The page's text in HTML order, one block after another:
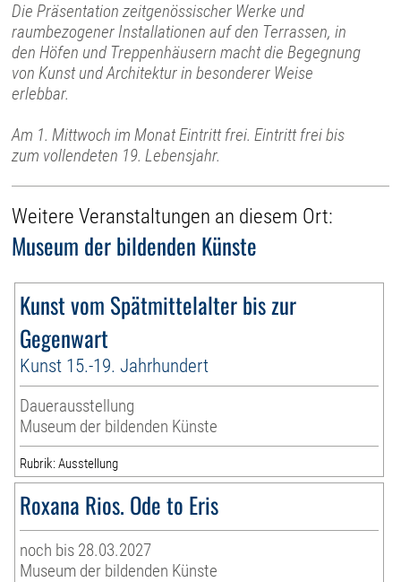
Die Präsentation zeitgenössischer Werke und
raumbezogener Installationen auf den Terrassen, in
den Höfen und Treppenhäusern macht die Begegnung
von Kunst und Architektur in besonderer Weise
erlebbar.
Am 1. Mittwoch im Monat Eintritt frei. Eintritt frei bis
zum vollendeten 19. Lebensjahr.
Weitere Veranstaltungen an diesem Ort:
Museum der bildenden Künste
Kunst vom Spätmittelalter bis zur
Gegenwart
Kunst 15.-19. Jahrhundert
Dauerausstellung
Museum der bildenden Künste
Rubrik: Ausstellung
Roxana Rios. Ode to Eris
noch bis 28.03.2027
Museum der bildenden Künste